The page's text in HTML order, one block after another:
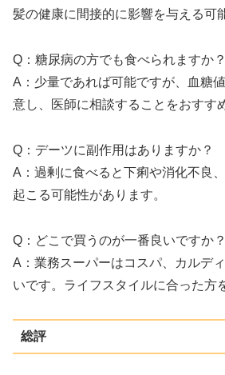
髪の健康に間接的に影響を与える可
Q：糖尿病の方でも食べられますか？
A：少量であれば可能ですが、血糖
意し、医師に相談することをおすす
Q：デーツに副作用はありますか？
A：過剰に食べると下痢や消化不良
起こる可能性があります。
Q：どこで買うのが一番良いですか？
A：業務スーパーはコスパ、カルデ
いです。ライフスタイルに合った方
総評